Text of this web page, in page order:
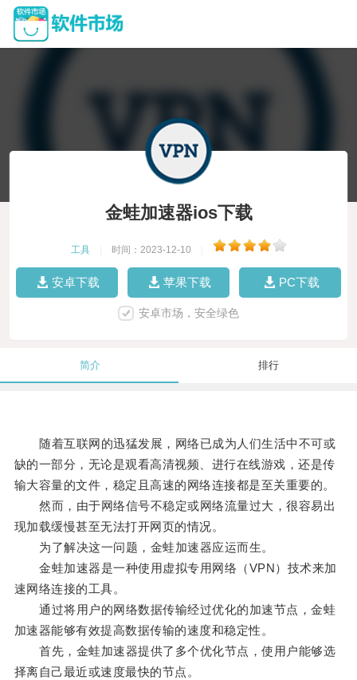
金蛙加速器ios下载
工具 时间：2023-12-10
安卓下载 苹果下载 PC下载
安卓市场，安全绿色
简介 排行
随着互联网的迅猛发展，网络已成为人们生活中不可或
缺的一部分，无论是观看高清视频、进行在线游戏，还是传
输大容量的文件，稳定且高速的网络连接都是至关重要的。
然而，由于网络信号不稳定或网络流量过大，很容易出
现加载缓慢甚至无法打开网页的情况。
为了解决这一问题，金蛙加速器应运而生。
金蛙加速器是一种使用虚拟专用网络（VPN）技术来加
速网络连接的工具。
通过将用户的网络数据传输经过优化的加速节点，金蛙
加速器能够有效提高数据传输的速度和稳定性。
首先，金蛙加速器提供了多个优化节点，使用户能够选
择离自己最近或速度最快的节点。